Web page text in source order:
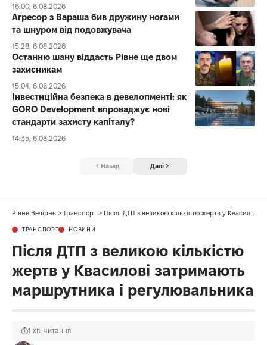
16:00, 6.08.2026
Агресор з Вараша бив дружину ногами
та шнуром від подовжувача
15:28, 6.08.2026
Останню шану віддасть Рівне ще двом
захисникам
15:04, 6.08.2026
Інвестиційна безпека в девелопменті: як
GORO Development впроваджує нові
стандарти захисту капіталу?
14:35, 6.08.2026
Назад Далі
Рівне Вечірнє > Транспорт > Після ДТП з великою кількістю жертв у Квасилові затримають маршрутника і регулювальника
ТРАНСПОРТ НОВИНИ
Після ДТП з великою кількістю
жертв у Квасилові затримають
маршрутника і регулювальника
1 хв. читання